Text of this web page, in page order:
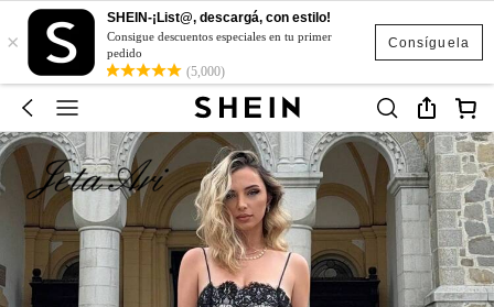
Consíguela
×
SHEIN-¡List@, descargá, con estilo!
Consigue descuentos especiales en tu primer
pedido
(5,000)